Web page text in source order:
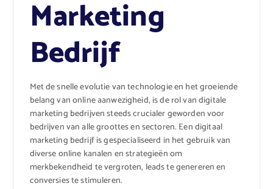
Marketing
Bedrijf
Met de snelle evolutie van technologie en het groeiende
belang van online aanwezigheid, is de rol van digitale
marketing bedrijven steeds crucialer geworden voor
bedrijven van alle groottes en sectoren. Een digitaal
marketing bedrijf is gespecialiseerd in het gebruik van
diverse online kanalen en strategieën om
merkbekendheid te vergroten, leads te genereren en
conversies te stimuleren.